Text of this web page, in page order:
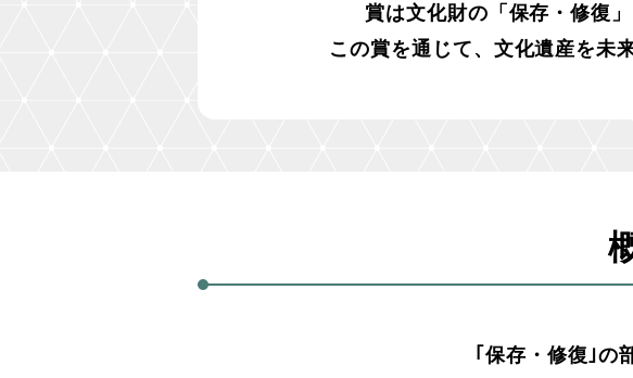
第18回の表彰式が開催されました。
賞は文化財の「保存・修復
この賞を通じて、文化遺産を未
｢保存・修復｣の